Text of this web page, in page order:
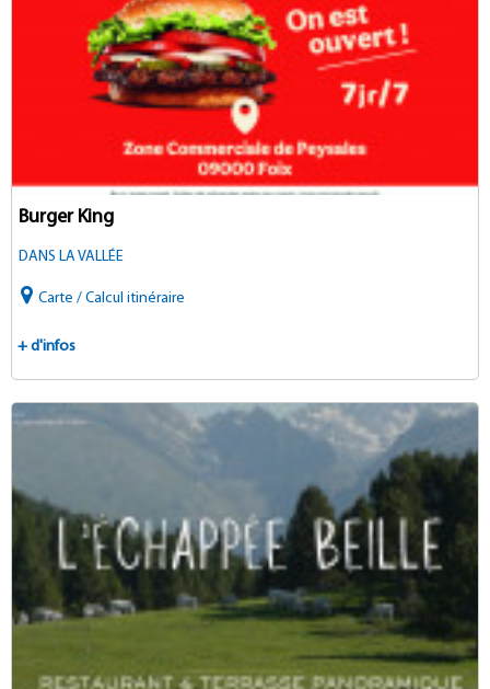
Burger King
DANS LA VALLÉE
Carte / Calcul itinéraire
+ d'infos